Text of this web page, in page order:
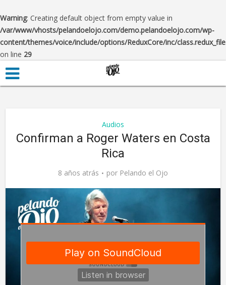
Warning: Creating default object from empty value in
/var/www/vhosts/pelandoelojo.com/demo.pelandoelojo.com/wp-
content/themes/voice/include/options/ReduxCore/inc/
on line 29
Audios
Confirman a Roger Waters en Costa
Rica
8 años atrás por Pelando el Ojo